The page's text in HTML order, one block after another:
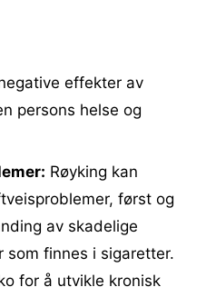
effekter av
persons helse og
Røyking kan
først og
av skadelige
finnes i sigaretter.
for å utvikle kronisk